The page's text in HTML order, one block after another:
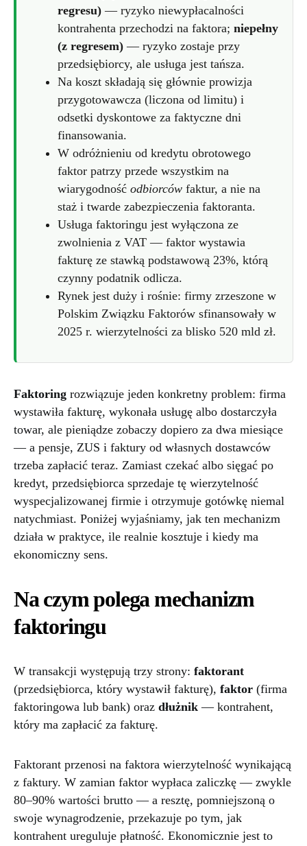
regresu) — ryzyko niewypłacalności
kontrahenta przechodzi na faktora; niepełny
(z regresem) — ryzyko zostaje przy
przedsiębiorcy, ale usługa jest tańsza.
Na koszt składają się głównie prowizja
przygotowawcza (liczona od limitu) i
odsetki dyskontowe za faktyczne dni
finansowania.
W odróżnieniu od kredytu obrotowego
faktor patrzy przede wszystkim na
wiarygodność odbiorców faktur, a nie na
staż i twarde zabezpieczenia faktoranta.
Usługa faktoringu jest wyłączona ze
zwolnienia z VAT — faktor wystawia
fakturę ze stawką podstawową 23%, którą
czynny podatnik odlicza.
Rynek jest duży i rośnie: firmy zrzeszone w
Polskim Związku Faktorów sfinansowały w
2025 r. wierzytelności za blisko 520 mld zł.
Faktoring rozwiązuje jeden konkretny problem: firma
wystawiła fakturę, wykonała usługę albo dostarczyła
towar, ale pieniądze zobaczy dopiero za dwa miesiące
— a pensje, ZUS i faktury od własnych dostawców
trzeba zapłacić teraz. Zamiast czekać albo sięgać po
kredyt, przedsiębiorca sprzedaje tę wierzytelność
wyspecjalizowanej firmie i otrzymuje gotówkę niemal
natychmiast. Poniżej wyjaśniamy, jak ten mechanizm
działa w praktyce, ile realnie kosztuje i kiedy ma
ekonomiczny sens.
Na czym polega mechanizm
faktoringu
W transakcji występują trzy strony: faktorant
(przedsiębiorca, który wystawił fakturę), faktor (firma
faktoringowa lub bank) oraz dłużnik — kontrahent,
który ma zapłacić za fakturę.
Faktorant przenosi na faktora wierzytelność wynikającą
z faktury. W zamian faktor wypłaca zaliczkę — zwykle
80–90% wartości brutto — a resztę, pomniejszoną o
swoje wynagrodzenie, przekazuje po tym, jak
kontrahent ureguluje płatność. Ekonomicznie jest to